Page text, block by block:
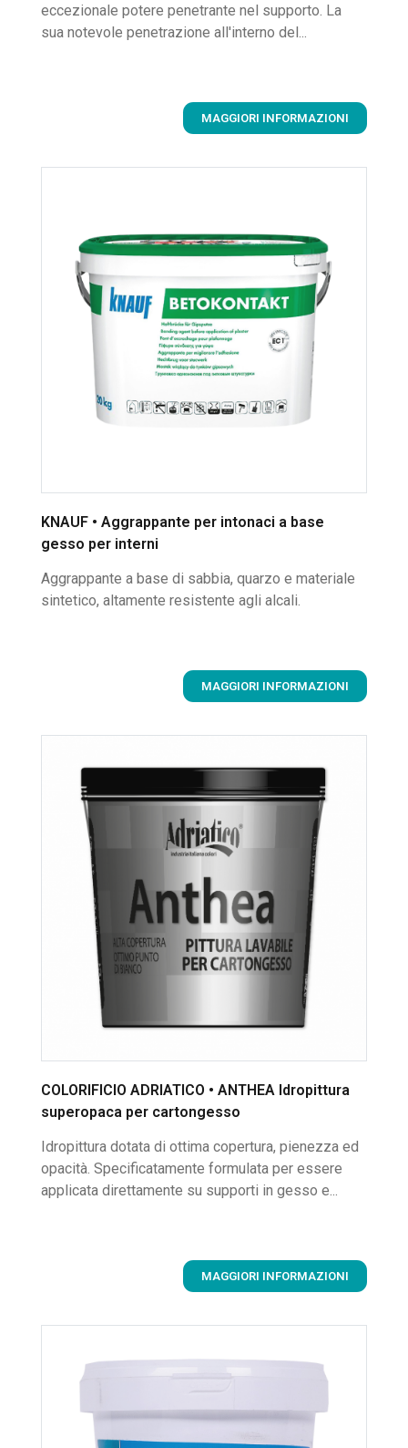
eccezionale potere penetrante nel supporto. La
sua notevole penetrazione all'interno del...
MAGGIORI INFORMAZIONI
KNAUF • Aggrappante per intonaci a base
gesso per interni
Aggrappante a base di sabbia, quarzo e materiale
sintetico, altamente resistente agli alcali.
MAGGIORI INFORMAZIONI
COLORIFICIO ADRIATICO • ANTHEA Idropittura
superopaca per cartongesso
Idropittura dotata di ottima copertura, pienezza ed
opacità. Specificatamente formulata per essere
applicata direttamente su supporti in gesso e...
MAGGIORI INFORMAZIONI